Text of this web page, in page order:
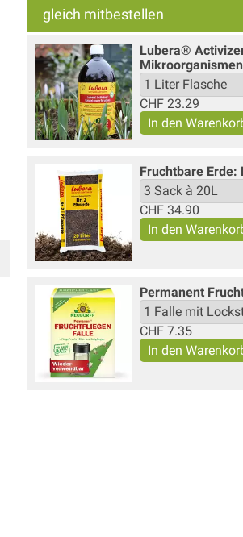
gleich mitbestellen
Lubera®
Mikroorganismen
CHF 23.29
Fruchtbare Erde:
CHF 34.90
Permanent
CHF 7.35